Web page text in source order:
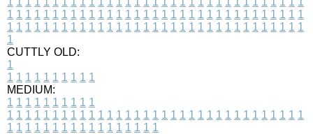
1 1 1 1 1 1 1 1 1 1 1 1 1 1 1 1 1 1 1 1 1 1 1 1 1 1 1 1 1 1 1 1 1
1 1 1 1 1 1 1 1 1 1 1 1 1 1 1 1 1 1 1 1 1 1 1 1 1 1 1 1 1 1 1 1 1
1
CUTTLY OLD:
1
1 1 1 1 1 1 1 1 1 1
MEDIUM:
1 1 1 1 1 1 1 1 1 1
1 1 1 1 1 1 1 1 1 1 1 1 1 1 1 1 1 1 1 1 1 1 1 1 1 1 1 1 1 1 1 1 1
1 1 1 1 1 1 1 1 1 1 1 1 1 1 1 1 1